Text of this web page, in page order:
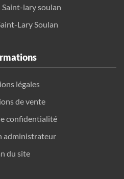
lary soulan
Lary Soulan
légales
de vente
confidentialité
administrateur
du site